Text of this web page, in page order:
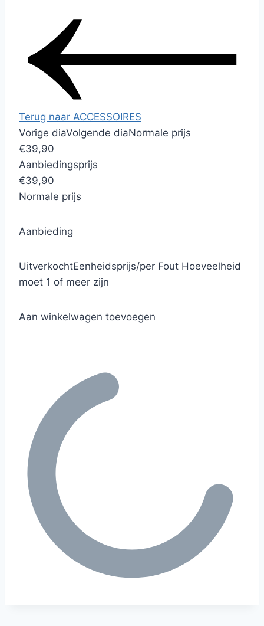
Terug naar ACCESSOIRES
Vorige diaVolgende diaNormale prijs
€39,90
Aanbiedingsprijs
€39,90
Normale prijs
Aanbieding
UitverkochtEenheidsprijs/per Fout Hoeveelheid
moet 1 of meer zijn
Aan winkelwagen toevoegen